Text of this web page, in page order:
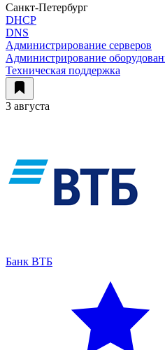
Санкт-Петербург
DHCP
DNS
Администрирование серверов
Администрирование
Техническая поддержка
3 августа
Банк ВТБ